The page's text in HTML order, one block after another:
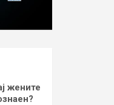
жените